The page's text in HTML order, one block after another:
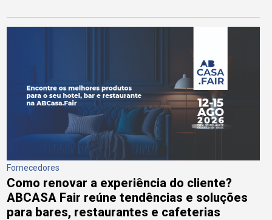
Fornecedores
Como renovar a experiência do cliente?
ABCASA Fair reúne tendências e soluções
para bares, restaurantes e cafeterias